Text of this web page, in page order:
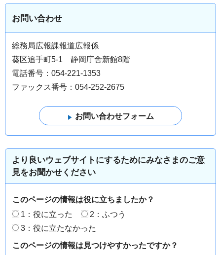
お問い合わせ
総務局広報課報道広報係
葵区追手町5-1 静岡庁舎新館8階
電話番号：054-221-1353
ファックス番号：054-252-2675
より良いウェブサイトにするためにみなさまのご意
見をお聞かせください
このページの情報は役に立ちましたか？
1：役に立った
2：ふつう
3：役に立たなかった
このページの情報は見つけやすかったですか？